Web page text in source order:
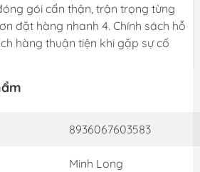
gói cẩn thận, trận trọng từng
đặt hàng nhanh 4. Chính sách hỗ
hàng thuận tiện khi gặp sự cố
8936067603583
Minh Long